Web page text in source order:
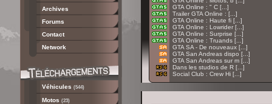
Archives
Forums
Contact
Network
Véhicules (544)
Motos (23)
GTA Online : " C [...]
Trailer GTA Online : [...]
GTA Online : Haute fi [...]
GTA Online : Lowrider [...]
GTA Online : Surprise [...]
GTA Online : Truands [...]
GTA SA - De nouveaux [...]
GTA San Andreas dispo [...]
GTA San Andreas sur m [...]
Dans les studios de R [...]
Social Club : Crew Hi [...]